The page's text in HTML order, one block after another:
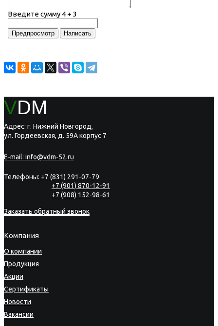
Введите сумму 4 + 3
VDM
Адрес: г. Нижний Новгород,
ул. Гордеевская, д. 59А корпус 7
E-mail: info@vdm-52.ru
Телефоны: +7 (831) 291-07-79
+7 (901) 870-12-91
+7 (908) 152-98-61
Заказать обратный звонок
Компания
О компании
Продукция
Акции
Сертификаты
Новости
Вакансии